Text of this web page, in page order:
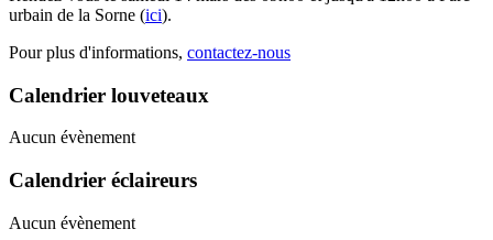
urbain de la Sorne (ici).
Pour plus d'informations, contactez-nous
Calendrier louveteaux
Aucun évènement
Calendrier éclaireurs
Aucun évènement